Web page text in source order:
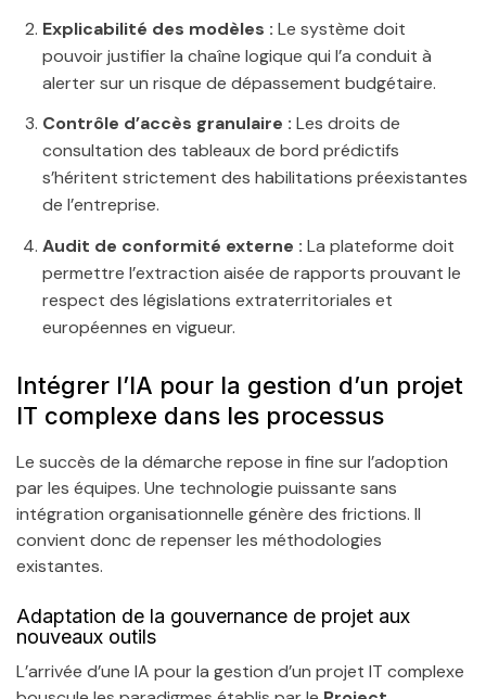
Explicabilité des modèles : Le système doit
pouvoir justifier la chaîne logique qui l’a conduit à
alerter sur un risque de dépassement budgétaire.
Contrôle d’accès granulaire : Les droits de
consultation des tableaux de bord prédictifs
s’héritent strictement des habilitations préexistantes
de l’entreprise.
Audit de conformité externe : La plateforme doit
permettre l’extraction aisée de rapports prouvant le
respect des législations extraterritoriales et
européennes en vigueur.
Intégrer l’IA pour la gestion d’un projet
IT complexe dans les processus
Le succès de la démarche repose in fine sur l’adoption
par les équipes. Une technologie puissante sans
intégration organisationnelle génère des frictions. Il
convient donc de repenser les méthodologies
existantes.
Adaptation de la gouvernance de projet aux
nouveaux outils
L’arrivée d’une IA pour la gestion d’un projet IT complexe